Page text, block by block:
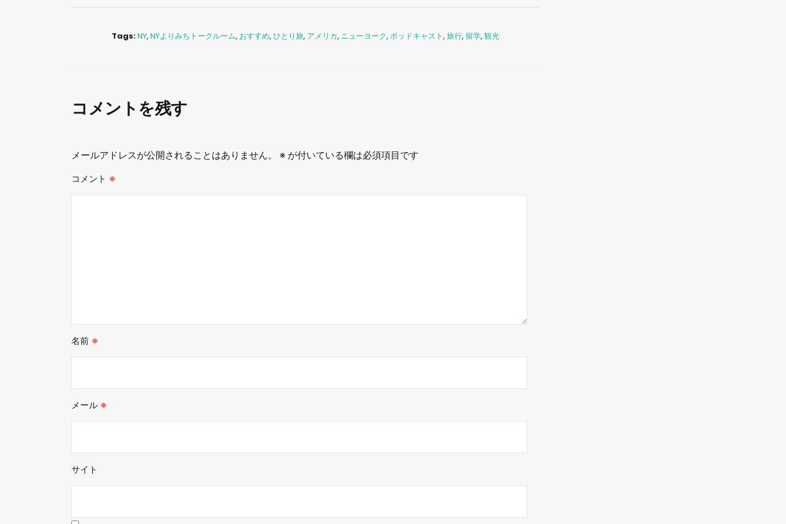
Tags:NY, NYよりみちトークルーム, おすすめ, ひとり旅, アメリカ, ニューヨーク, ポッドキャスト, 旅行, 留学, 観光
コメントを残す
メールアドレスが公開されることはありません。 ※が付いている欄は必須項目です
コメント ※
名前 ※
メール ※
サイト